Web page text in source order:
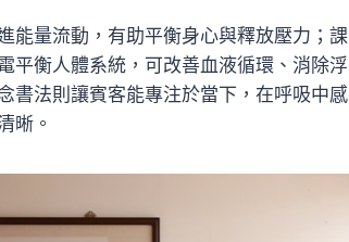
能量流動，有助平衡身心與釋放壓力；課
平衡人體系統，可改善血液循環、消除浮
書法則讓賓客能專注於當下，在呼吸中感
晰。